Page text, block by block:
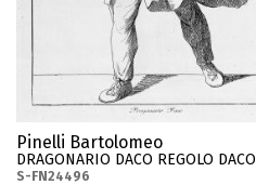
Pinelli Bartolomeo
DRAGONARIO DACO REGOLO DACO
S-FN24496